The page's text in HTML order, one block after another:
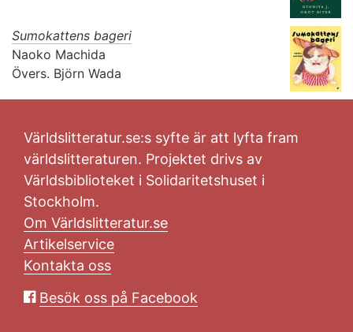
Sumokattens bageri
Naoko Machida
Övers. Björn Wada
Världslitteratur.se:s syfte är att lyfta fram
världslitteraturen. Projektet drivs av
Världsbiblioteket i Solidaritetshuset i
Stockholm.
Om Världslitteratur.se
Artikelservice
Kontakta oss
Besök oss på Facebook